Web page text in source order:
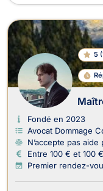
5 (
Fondé en 2023
Avocat Dommage
N’accepte pas aide
Entre 100 € et 100
Premier rendez-